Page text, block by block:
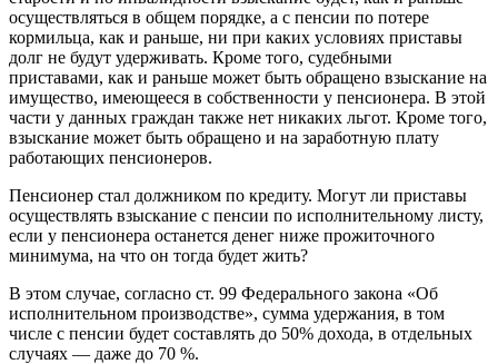
осуществляться в общем порядке, а с пенсии по потере
кормильца, как и раньше, ни при каких условиях приставы
долг не будут удерживать. Кроме того, судебными
приставами, как и раньше может быть обращено взыскание на
имущество, имеющееся в собственности у пенсионера. В этой
части у данных граждан также нет никаких льгот. Кроме того,
взыскание может быть обращено и на заработную плату
работающих пенсионеров.
Пенсионер стал должником по кредиту. Могут ли приставы
осуществлять взыскание с пенсии по исполнительному листу,
если у пенсионера останется денег ниже прожиточного
минимума, на что он тогда будет жить?
В этом случае, согласно ст. 99 Федерального закона «Об
исполнительном производстве», сумма удержания, в том
числе с пенсии будет составлять до 50% дохода, в отдельных
случаях — даже до 70 %.